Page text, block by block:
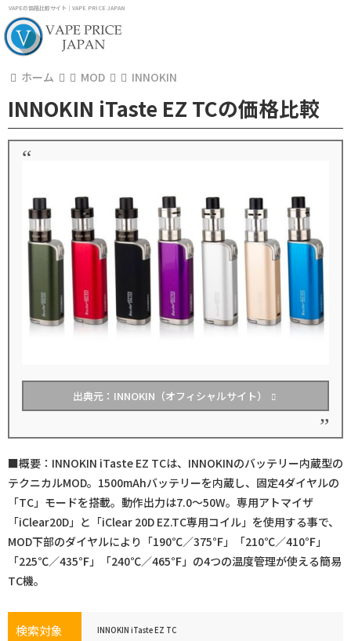
VAPEの価格比較サイト｜VAPE PRICE JAPAN
ホーム MOD INNOKIN
INNOKIN iTaste EZ TCの価格比較
出典元：INNOKIN（オフィシャルサイト）
■概要：INNOKIN iTaste EZ TCは、INNOKINのバッテリー内蔵型の
テクニカルMOD。1500mAhバッテリーを内蔵し、固定4ダイヤルの
「TC」モードを搭載。動作出力は7.0～50W。専用アトマイザ
「iClear20D」と「iClear 20D EZ.TC専用コイル」を使用する事で、
MOD下部のダイヤルにより「190℃／375℉」「210℃／410℉」
「225℃／435℉」「240℃／465℉」の4つの温度管理が使える簡易
TC機。
検索対象 INNOKIN iTaste EZ TC